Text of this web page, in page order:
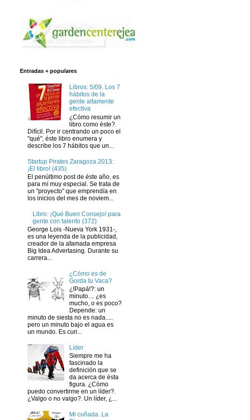
Entradas + populares
Libros: 5/09. Los 7
hábitos de la
gente altamente
efectiva
¿Cómo resumir un
libro como éste?.
Difícil. Por ir centrando un poco el
"qué", éste libro enumera y
describe los 7 hábitos que un...
Startup Pirates Zaragoza 2013:
¡El libro! (435)
El penúltimo post de éste año, es
para mí muy especial. Se trata de
un "proyecto" que emprendía en
los inicios del mes de noviem...
Libro: ¡Qué Buen Consejo! para
gente con talento (372)
George Lois -Nueva York 1931-,
es una leyenda de la publicidad,
creador de la afamada empresa
Big Idea Advertasing. Durante su
carrera...
¿Cómo es de
Gorda tu Vaca?
¿!Papá!?: un
minuto.... ¿es
mucho, o es poco?
Depende: un
minuto de siesta no es nada.....
pero un minuto bajo el agua es
un mundo. Es curi...
Líder
Siempre me ha
fascinado la
definición que se
da acerca de ésta
figura. ¿Cómo
puedo convertirme en un líder?.
¿Valgo o no valgo?. Un líder, ¿...
Mi cuñada. La